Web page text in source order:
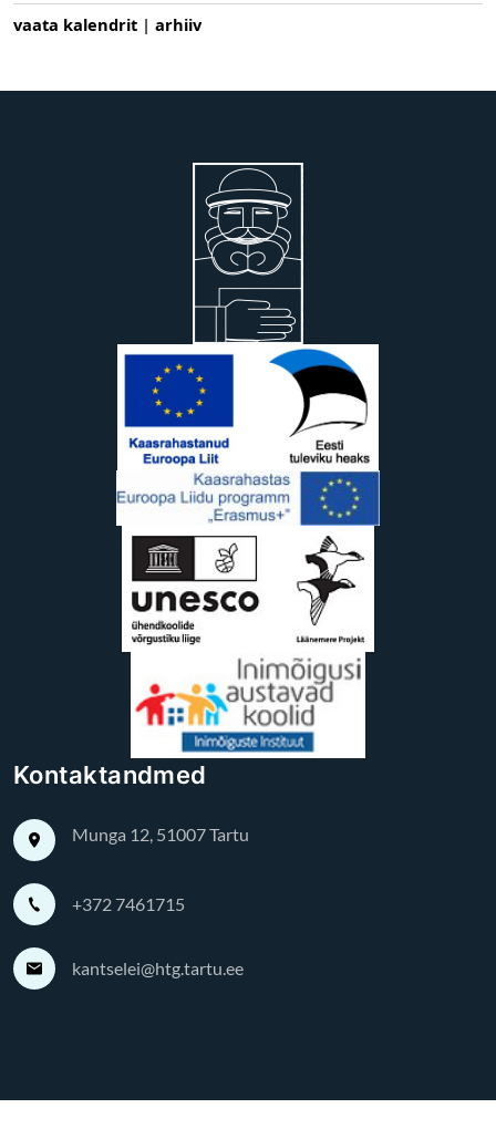
vaata kalendrit | arhiiv
Kontaktandmed
Munga 12, 51007 Tartu
+372 7461715
kantselei@htg.tartu.ee